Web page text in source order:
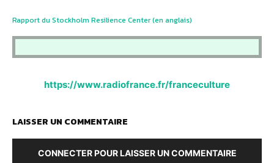
Rapport du Stockholm Resilience Center (en anglais)
https://www.radiofrance.fr/franceculture
LAISSER UN COMMENTAIRE
CONNECTER POUR LAISSER UN COMMENTAIRE